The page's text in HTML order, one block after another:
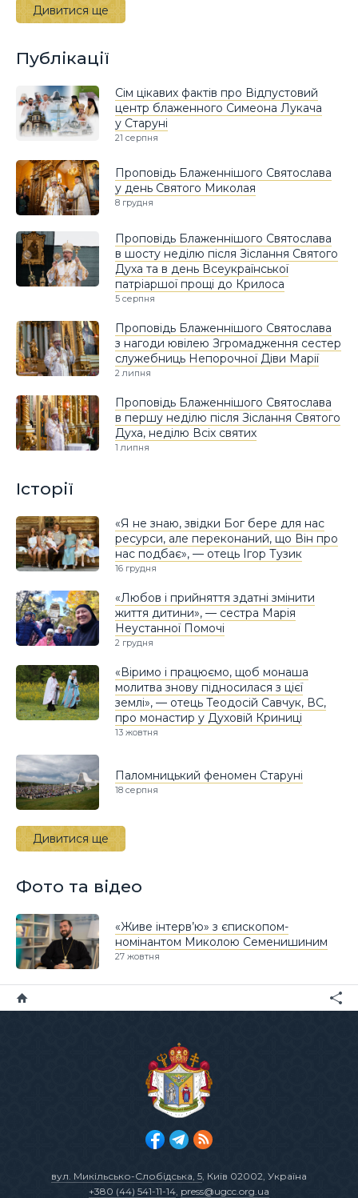
Дивитися ще
Публікації
Сім цікавих фактів про Відпустовий
центр блаженного Симеона Лукача
у Старуні
21 серпня
Проповідь Блаженнішого Святослава
у день Святого Миколая
8 грудня
Проповідь Блаженнішого Святослава
в шосту неділю після Зіслання Святого
Духа та в день Всеукраїнської
патріаршої прощі до Крилоса
5 серпня
Проповідь Блаженнішого Святослава
з нагоди ювілею Згромадження сестер
служебниць Непорочної Діви Марії
2 липня
Проповідь Блаженнішого Святослава
в першу неділю після Зіслання Святого
Духа, неділю Всіх святих
1 липня
Історії
«Я не знаю, звідки Бог бере для нас
ресурси, але переконаний, що Він про
нас подбає», — отець Ігор Тузик
16 грудня
«Любов і прийняття здатні змінити
життя дитини», — сестра Марія
Неустанної Помочі
2 грудня
«Віримо і працюємо, щоб монаша
молитва знову підносилася з цієї
землі», — отець Теодосій Савчук, ВС,
про монастир у Духовій Криниці
13 жовтня
Паломницький феномен Старуні
18 серпня
Дивитися ще
Фото та відео
«Живе інтерв’ю» з єпископом-
номінантом Миколою Семенишиним
27 жовтня
вул. Микільсько-Слобідська, 5, Київ 02002, Україна
+380 (44) 541-11-14, press@ugcc.org.ua